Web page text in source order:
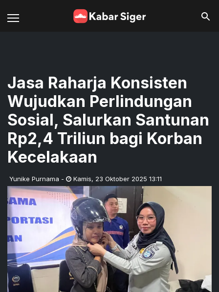
Jasa Raharja Konsisten
Wujudkan Perlindungan
Sosial, Salurkan Santunan
Rp2,4 Triliun bagi Korban
Kecelakaan
Yunike Purnama - Kamis, 23 Oktober 2025 13:11